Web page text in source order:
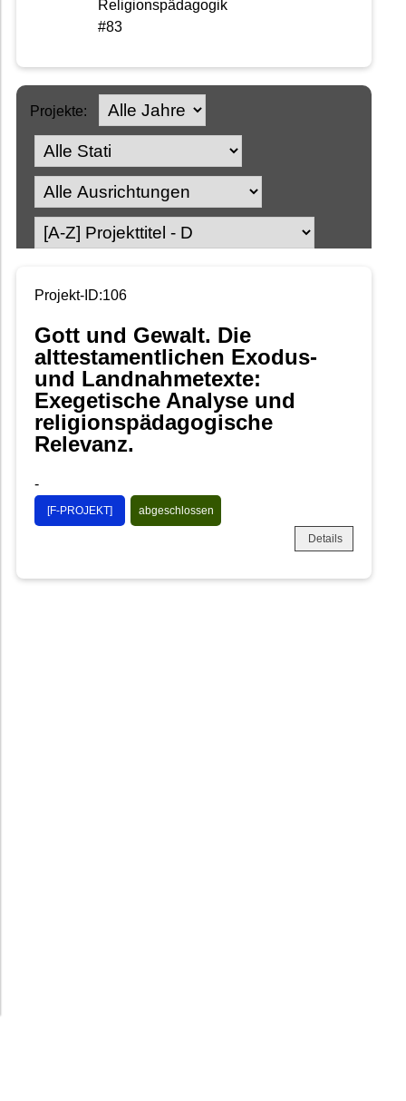
Religionspädagogik
#83
Projekte:
Projekt-ID:106
Gott und Gewalt. Die
alttestamentlichen Exodus-
und Landnahmetexte:
Exegetische Analyse und
religionspädagogische
Relevanz.
-
[F-PROJEKT] abgeschlossen
Details